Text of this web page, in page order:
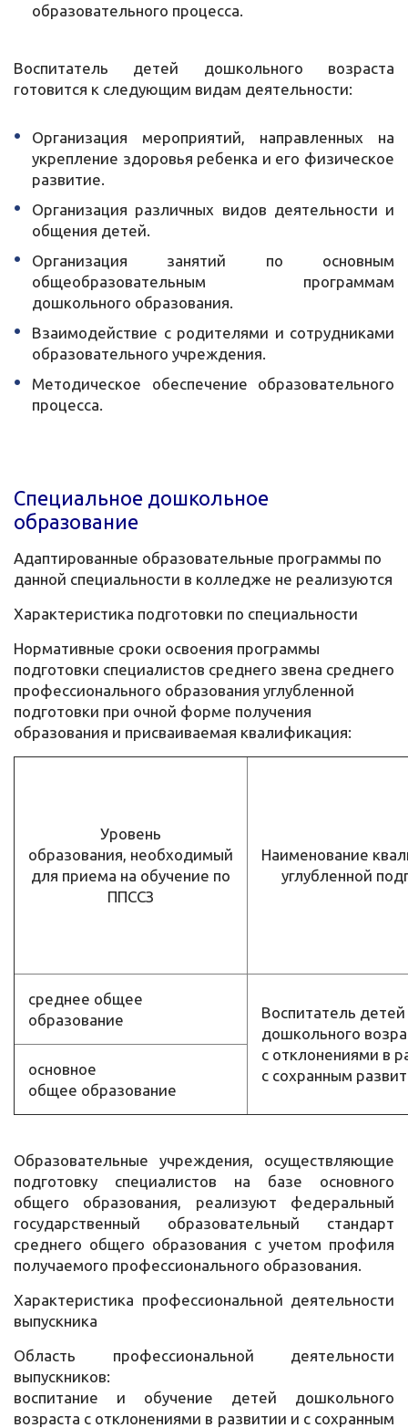
образовательного процесса.
Воспитатель детей дошкольного возраста
готовится к следующим видам деятельности:
Организация мероприятий, направленных на
укрепление здоровья ребенка и его физическое
развитие.
Организация различных видов деятельности и
общения детей.
Организация занятий по основным
общеобразовательным программам
дошкольного образования.
Взаимодействие с родителями и сотрудниками
образовательного учреждения.
Методическое обеспечение образовательного
процесса.
Специальное дошкольное
образование
Адаптированные образовательные программы по
данной специальности в колледже не реализуются
Характеристика подготовки по специальности
Нормативные сроки освоения программы
подготовки специалистов среднего звена среднего
профессионального образования углубленной
подготовки при очной форме получения
образования и присваиваемая квалификация:
Уровень
образования, необходимый
для приема на обучение по
ППССЗ
Наименование
углубленной
среднее общее
образование
Воспитатель детей
дошкольного
с отклонениями в
с сохранным
основное
общее образование
Образовательные учреждения, осуществляющие
подготовку специалистов на базе основного
общего образования, реализуют федеральный
государственный образовательный стандарт
среднего общего образования с учетом профиля
получаемого профессионального образования.
Характеристика профессиональной деятельности
выпускника
Область профессиональной деятельности
выпускников:
воспитание и обучение детей дошкольного
возраста с отклонениями в развитии и с сохранным